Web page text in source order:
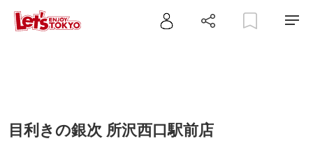
目利きの銀次 所沢西口駅前店